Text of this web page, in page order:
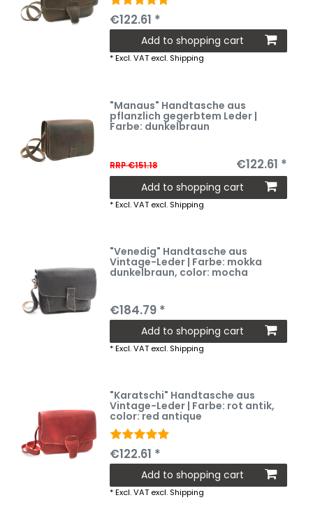
€122.61 *
Add to shopping cart
*Excl. VAT excl. Shipping
"Manaus" Handtasche aus
pflanzlich gegerbtem Leder |
Farbe: dunkelbraun
RRP €151.18 €122.61 *
Add to shopping cart
*Excl. VAT excl. Shipping
"Venedig" Handtasche aus
Vintage-Leder | Farbe: mokka
dunkelbraun, color: mocha
€184.79 *
Add to shopping cart
*Excl. VAT excl. Shipping
"Karatschi" Handtasche aus
Vintage-Leder | Farbe: rot antik,
color: red antique
€122.61 *
Add to shopping cart
*Excl. VAT excl. Shipping